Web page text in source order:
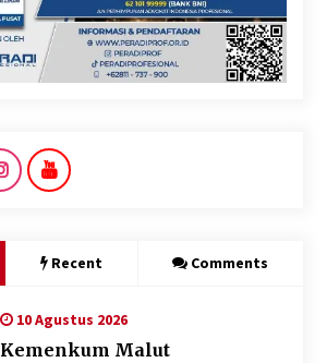
Recent Comments
10 Agustus 2026
Kemenkum Malut